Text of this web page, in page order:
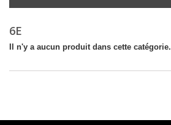
LIVRES ANCIENS AVANT 1900
6E
Il n'y a aucun produit dans cette catégorie.